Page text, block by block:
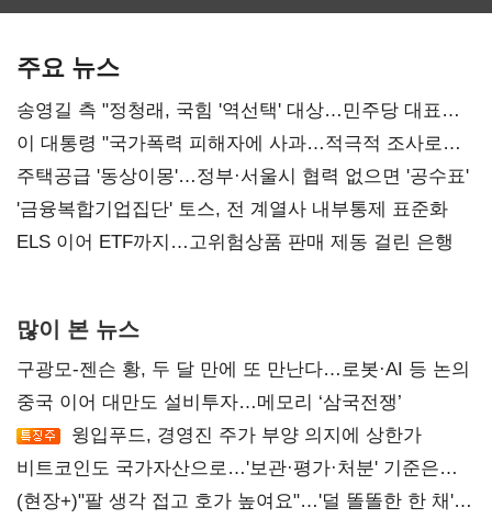
주요 뉴스
송영길 측 "정청래, 국힘 '역선택' 대상…민주당 대표로
총선 지휘 못해"
이 대통령 "국가폭력 피해자에 사과…적극적 조사로
진실 밝혀야"
주택공급 '동상이몽'…정부·서울시 협력 없으면 '공수표'
'금융복합기업집단' 토스, 전 계열사 내부통제 표준화
ELS 이어 ETF까지…고위험상품 판매 제동 걸린 은행
많이 본 뉴스
구광모-젠슨 황, 두 달 만에 또 만난다…로봇·AI 등 논의
중국 이어 대만도 설비투자…메모리 ‘삼국전쟁’
윙입푸드, 경영진 주가 부양 의지에 상한가
비트코인도 국가자산으로…'보관·평가·처분' 기준은
숙제
(현장+)"팔 생각 접고 호가 높여요"…'덜 똘똘한 한 채'